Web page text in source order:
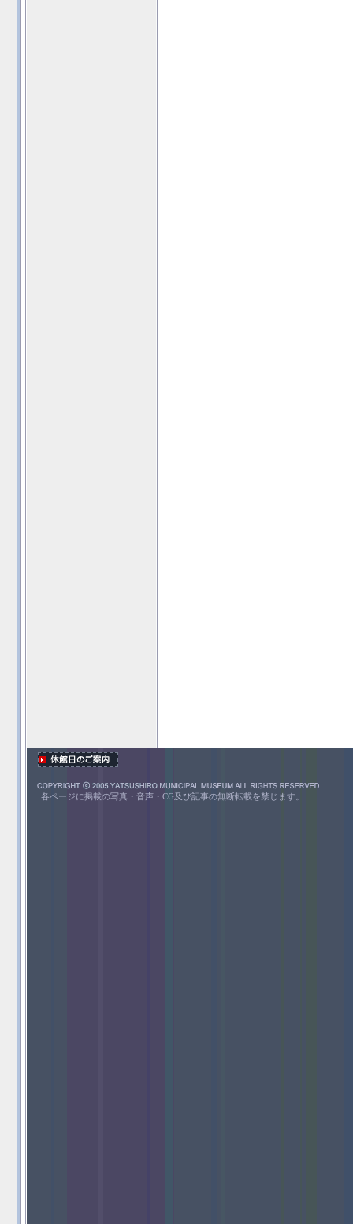
各ページに掲載の写真・音声・CG及び記事の無断転載を禁じます。